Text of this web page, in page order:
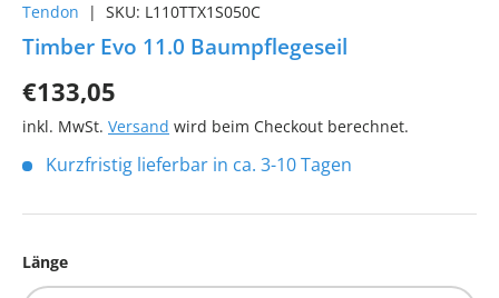
Tendon | SKU: L110TTX1S050C
Timber Evo 11.0 Baumpflegeseil
€133,05
inkl. MwSt. Versand wird beim Checkout berechnet.
Kurzfristig lieferbar in ca. 3-10 Tagen
Länge